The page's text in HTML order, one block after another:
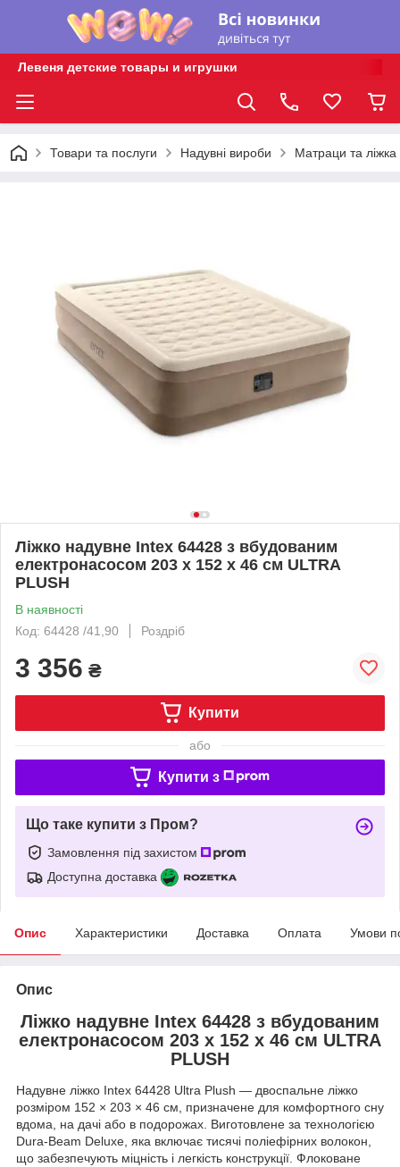
Левеня детские товары и игрушки
Товари та послуги Надувні вироби Матраци та
Ліжко надувне Intex 64428 з вбудованим
електронасосом 203 x 152 x 46 см ULTRA
PLUSH
В наявності
Код: 64428 /41,90
Роздріб
3 356 ₴
Купити
або
Купити з
Що таке купити з Пром?
Замовлення під захистом
Доступна доставка
Опис Характеристики Доставка Оплата Умови
Опис
Ліжко надувне Intex 64428 з вбудованим
електронасосом 203 x 152 x 46 см ULTRA
PLUSH
Надувне ліжко Intex 64428 Ultra Plush — двоспальне ліжко
розміром 152 × 203 × 46 см, призначене для комфортного сну
вдома, на дачі або в подорожах. Виготовлене за технологією
Dura-Beam Deluxe, яка включає тисячі поліефірних волокон,
що забезпечують міцність і легкість конструкції. Флоковане